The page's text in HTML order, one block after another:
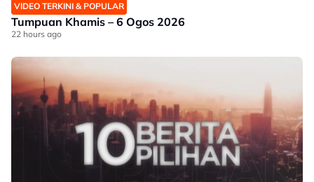
VIDEO TERKINI & POPULAR
Tumpuan Khamis – 6 Ogos 2026
22 hours ago